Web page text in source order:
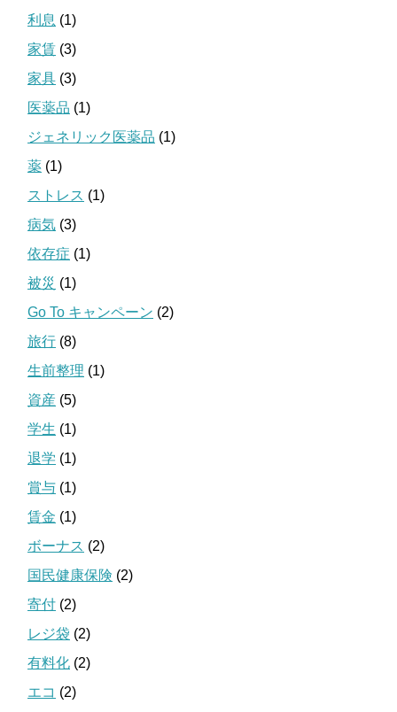
利息 (1)
家賃 (3)
家具 (3)
医薬品 (1)
ジェネリック医薬品 (1)
薬 (1)
ストレス (1)
病気 (3)
依存症 (1)
被災 (1)
Go To キャンペーン (2)
旅行 (8)
生前整理 (1)
資産 (5)
学生 (1)
退学 (1)
賞与 (1)
賃金 (1)
ボーナス (2)
国民健康保険 (2)
寄付 (2)
レジ袋 (2)
有料化 (2)
エコ (2)